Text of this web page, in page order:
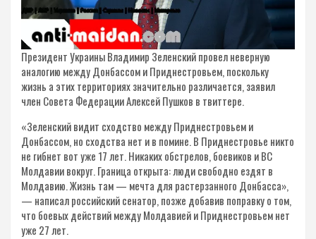
Президент Украины Владимир Зеленский провел неверную
аналогию между Донбассом и Приднестровьем, поскольку
жизнь а этих территориях значительно различается, заявил
член Совета Федерации Алексей Пушков в твиттере.
«Зеленский видит сходство между Приднестровьем и
Донбассом, но сходства нет и в помине. В Приднестровье никто
не гибнет вот уже 17 лет. Никаких обстрелов, боевиков и ВС
Молдавии вокруг. Граница открыта: люди свободно ездят в
Молдавию. Жизнь там — мечта для растерзанного Донбасса»,
— написал российский сенатор, позже добавив поправку о том,
что боевых действий между Молдавией и Приднестровьем нет
уже 27 лет.